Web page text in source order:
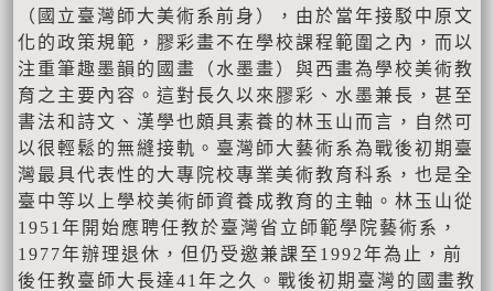
（國立臺灣師大美術系前身），由於當年接駁中原文
化的政策規範，膠彩畫不在學校課程範圍之內，而以
注重筆趣墨韻的國畫（水墨畫）與西畫為學校美術教
育之主要內容。這對長久以來膠彩、水墨兼長，甚至
書法和詩文、漢學也頗具素養的林玉山而言，自然可
以很輕鬆的無縫接軌。臺灣師大藝術系為戰後初期臺
灣最具代表性的大專院校專業美術教育科系，也是全
臺中等以上學校美術師資養成教育的主軸。林玉山從
1951年開始應聘任教於臺灣省立師範學院藝術系，
1977年辦理退休，但仍受邀兼課至1992年為止，前
後任教臺師大長達41年之久。戰後初期臺灣的國畫教